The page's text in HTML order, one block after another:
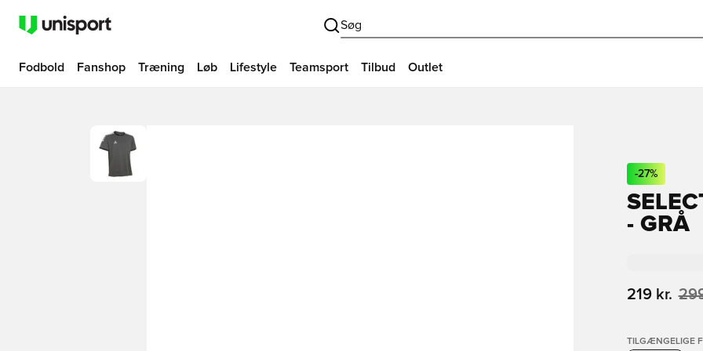
Søg
Fodbold Fanshop Træning Løb Lifestyle Teamsport Tilbud Outlet
-27%
- GRÅ
219 kr.
TILGÆNGELIGE